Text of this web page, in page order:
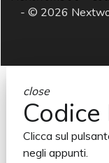
- © 2026
close
Codice
Clicca sul
negli appunti.